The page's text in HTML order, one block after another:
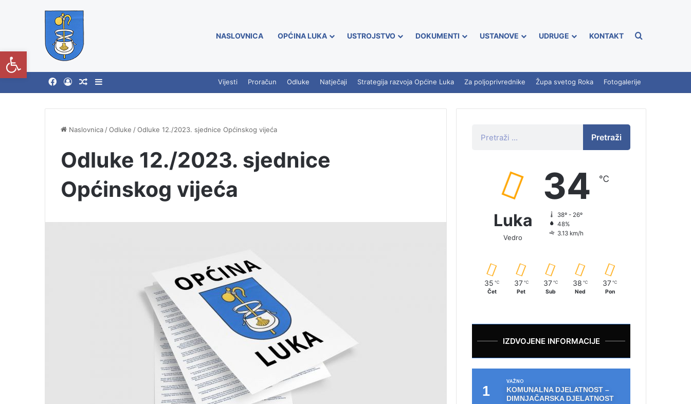
NASLOVNICA OPĆINA LUKA USTROJSTVO DOKUMENTI USTANOVE UDRUGE KONTAKT
Vijesti Proračun Odluke Natječaji Strategija razvoja Općine Luka Za poljoprivrednike Župa svetog Roka Fotogalerije
Naslovnica /Odluke /Odluke 12./2023. sjednice Općinskog vijeća
Odluke 12./2023. sjednice
Općinskog vijeća
Pretraži
Luka
Vedro
34 ℃
38º - 26º
48%
3.13 km/h
35 ℃
Čet
37 ℃
Pet
37 ℃
Sub
38 ℃
Ned
37 ℃
Pon
IZDVOJENE INFORMACIJE
VAŽNO
KOMUNALNA DJELATNOST –
DIMNJAČARSKA DJELATNOST
Open toolbar